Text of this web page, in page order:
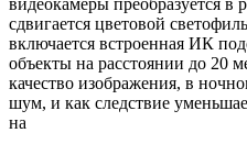
сдвигается цветовой
включается встроенная ИК
объекты на расстоянии до 20
качество изображения, в
шум, и как следствие
на